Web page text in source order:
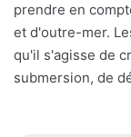
prendre en
et d'outre-mer.
qu'il s'agisse de
submersion, de